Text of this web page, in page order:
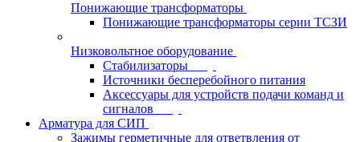
Понижающие трансформаторы
Понижающие трансформаторы серии ТСЗИ
Низковольтное оборудование
Стабилизаторы
Источники бесперебойного питания
Аксессуары для устройств подачи команд и
сигналов
Арматура для СИП
Зажимы герметичные для ответвления от